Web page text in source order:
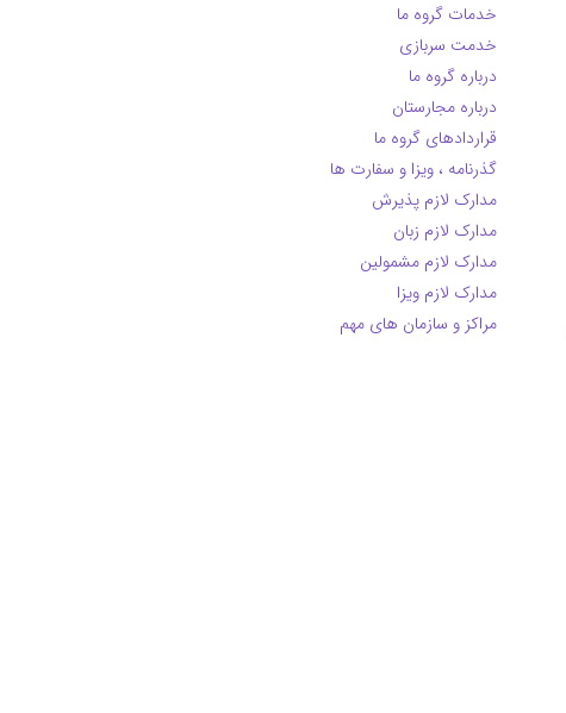
خدمات گروه ما
خدمت سربازی
درباره گروه ما
درباره مجارستان
قراردادهای گروه ما
گذرنامه ، ویزا و سفارت ها
مدارک لازم پذیرش
مدارک لازم زبان
مدارک لازم مشمولین
مدارک لازم ویزا
مراکز و سازمان های مهم